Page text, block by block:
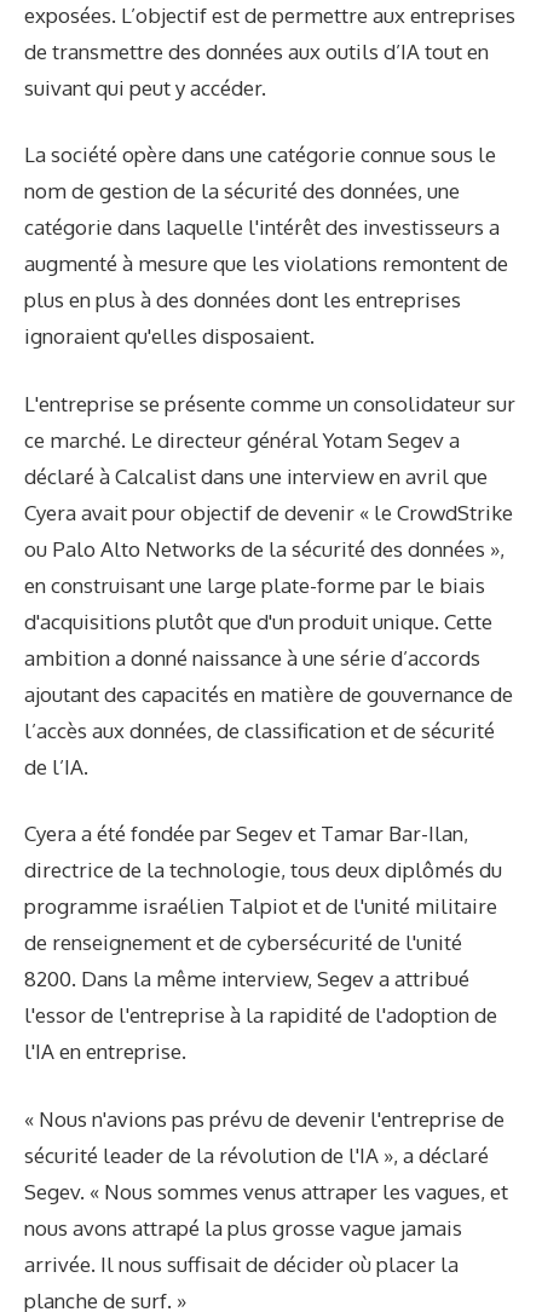
exposées. L’objectif est de permettre aux entreprises
de transmettre des données aux outils d’IA tout en
suivant qui peut y accéder.
La société opère dans une catégorie connue sous le
nom de gestion de la sécurité des données, une
catégorie dans laquelle l'intérêt des investisseurs a
augmenté à mesure que les violations remontent de
plus en plus à des données dont les entreprises
ignoraient qu'elles disposaient.
L'entreprise se présente comme un consolidateur sur
ce marché. Le directeur général Yotam Segev a
déclaré à Calcalist dans une interview en avril que
Cyera avait pour objectif de devenir « le CrowdStrike
ou Palo Alto Networks de la sécurité des données »,
en construisant une large plate-forme par le biais
d'acquisitions plutôt que d'un produit unique. Cette
ambition a donné naissance à une série d’accords
ajoutant des capacités en matière de gouvernance de
l’accès aux données, de classification et de sécurité
de l’IA.
Cyera a été fondée par Segev et Tamar Bar-Ilan,
directrice de la technologie, tous deux diplômés du
programme israélien Talpiot et de l'unité militaire
de renseignement et de cybersécurité de l'unité
8200. Dans la même interview, Segev a attribué
l'essor de l'entreprise à la rapidité de l'adoption de
l'IA en entreprise.
« Nous n'avions pas prévu de devenir l'entreprise de
sécurité leader de la révolution de l'IA », a déclaré
Segev. « Nous sommes venus attraper les vagues, et
nous avons attrapé la plus grosse vague jamais
arrivée. Il nous suffisait de décider où placer la
planche de surf. »